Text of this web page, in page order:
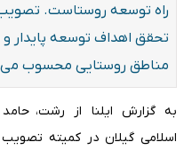
راه توسعه روستاست.
تحقق اهداف توسعه پایدار
مناطق روستایی محسوب
به گزارش ایلنا از رشت،
اسلامی گیلان در کمیته